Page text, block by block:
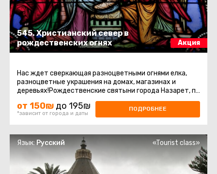
545. Христианский север в
рождественских огнях
Акция
Нас ждет сверкающая разноцветными огнями елка,
разноцветные украшения на домах, магазинах и
деревьях!Рождественские святыни города Назарет, по
следам апостолов в горах ...
от 150₪ до 195₪
*зависит от города и даты
ПОДРОБНЕЕ
Язык:Русский «Tourist class»